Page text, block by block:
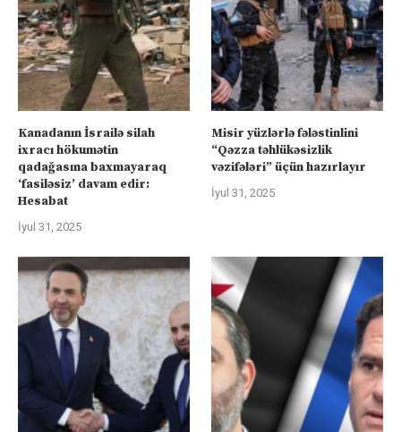
Kanadanın İsrailə silah
ixracı hökumətin
qadağasına baxmayaraq
‘fasiləsiz’ davam edir:
Hesabat
İyul 31, 2025
Misir yüzlərlə fələstinlini
“Qəzza təhlükəsizlik
vəzifələri” üçün hazırlayır
İyul 31, 2025